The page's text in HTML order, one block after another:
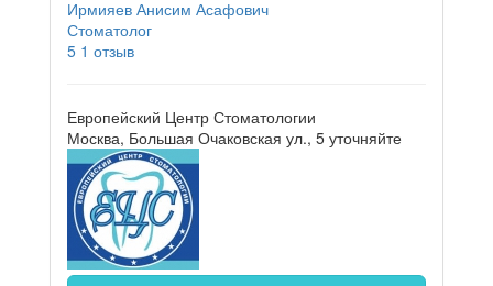
Ирмияев Анисим Асафович
Стоматолог
5 1 отзыв
Европейский Центр Стоматологии
Москва, Большая Очаковская ул., 5 уточняйте